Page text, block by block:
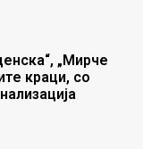
„Мирче
краци, со